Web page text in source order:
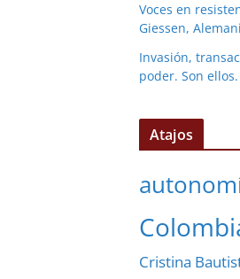
Voces en
Giessen,
Invasión,
poder. Son ellos.
Atajos
Cristina